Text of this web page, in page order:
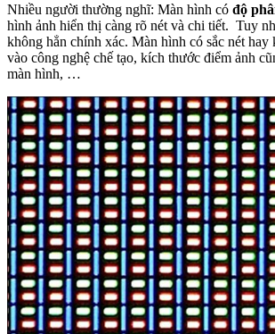
Nhiều người thường nghĩ: Màn hình có độ
hình ảnh hiển thị càng rõ nét và chi tiết. Tuy
không hẳn chính xác. Màn hình có sắc nét hay
vào công nghệ chế tạo, kích thước điểm ảnh
màn hình, …